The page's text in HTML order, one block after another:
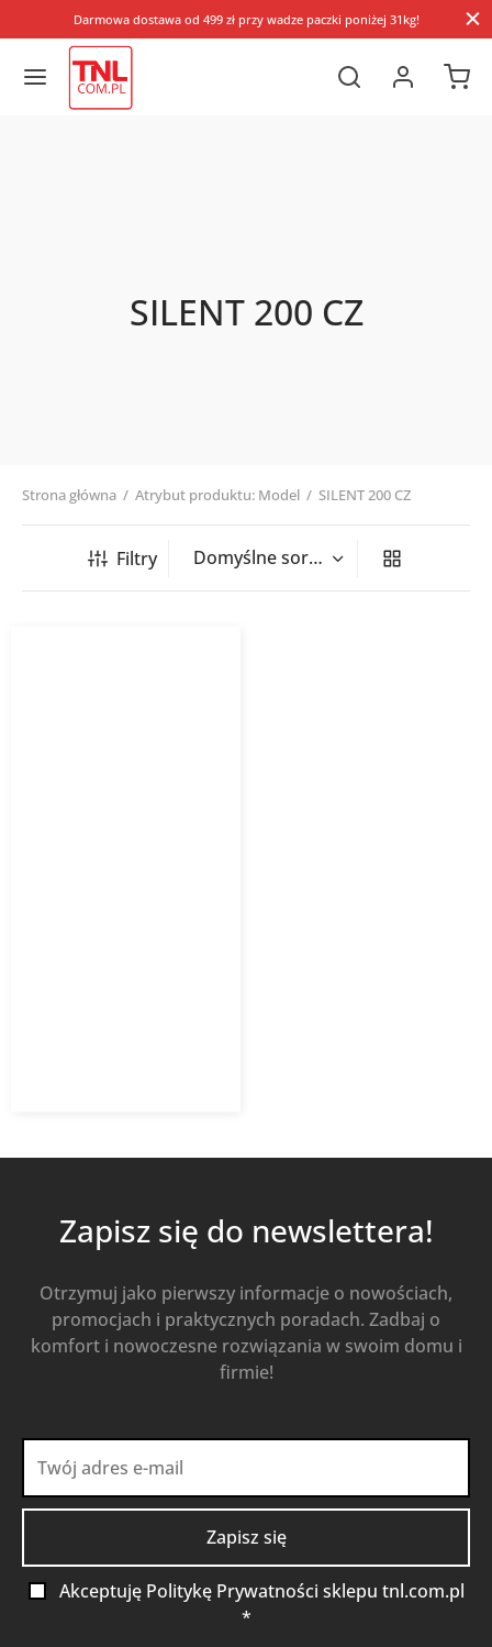
Darmowa dostawa od 499 zł przy wadze paczki poniżej 31kg!
SILENT 200 CZ
Strona główna / Atrybut produktu: Model / SILENT 200 CZ
Filtry
Zapisz się do newslettera!
Otrzymuj jako pierwszy informacje o nowościach,
promocjach i praktycznych poradach. Zadbaj o
komfort i nowoczesne rozwiązania w swoim domu i
firmie!
Akceptuję Politykę Prywatności sklepu tnl.com.pl
*